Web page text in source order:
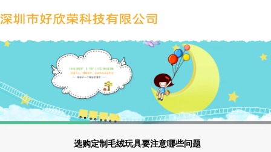
选购定制毛绒玩具要注意哪些问题